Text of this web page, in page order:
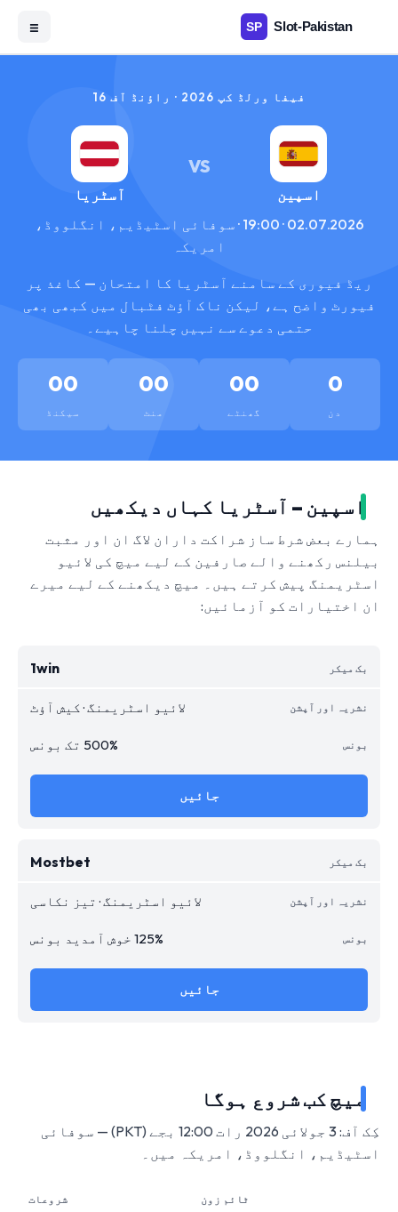
☰
فیفا ورلڈ کپ 2026 · راؤنڈ آف 16
اسپین
VS
آسٹریا
02.07.2026 · 19:00 · سوفائی اسٹیڈیم، انگلووڈ،
امریکہ
ریڈ فیوری کے سامنے آسٹریا کا امتحان — کاغذ پر
فیورٹ واضح ہے، لیکن ناک آؤٹ فٹبال میں کبھی بھی
حتمی دعوے سے نہیں چلنا چاہیے۔
0
دن
00
گھنٹے
00
منٹ
00
سیکنڈ
اسپین – آسٹریا کہاں دیکھیں
ہمارے بعض شرط ساز شراکت داران لاگ ان اور مثبت
بیلنس رکھنے والے صارفین کے لیے میچ کی لائیو
اسٹریمنگ پیش کرتے ہیں۔ میچ دیکھنے کے لیے میرے
ان اختیارات کو آزمائیں:
1win
لائیو اسٹریمنگ · کیش آؤٹ
500% تک بونس
جائیں
Mostbet
لائیو اسٹریمنگ · تیز نکاسی
125% خوش آمدید بونس
جائیں
میچ کب شروع ہوگا
کِک آف: 3 جولائی 2026 رات 12:00 بجے (PKT) — سوفائی
اسٹیڈیم، انگلووڈ، امریکہ میں۔
ٹائم زون شروعات